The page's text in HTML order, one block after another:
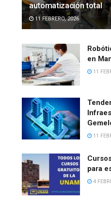
automatización total
11 FEBRERO, 2026
en
11
11
para
4